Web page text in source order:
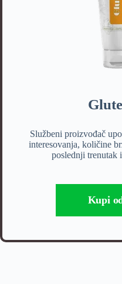
Službeni proizvođač
interesovanja, količine
poslednji trenutak
Kupi